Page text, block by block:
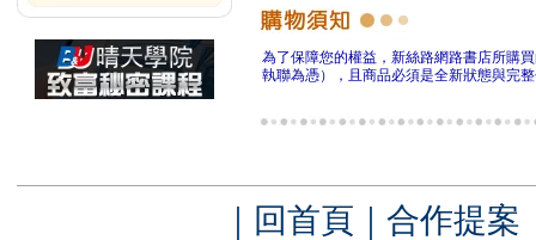
為了保障您的權益，新絲路網路書店所購
執聯為憑），且商品必須是全新狀態與完
｜ 回首頁 ｜ 合作提案